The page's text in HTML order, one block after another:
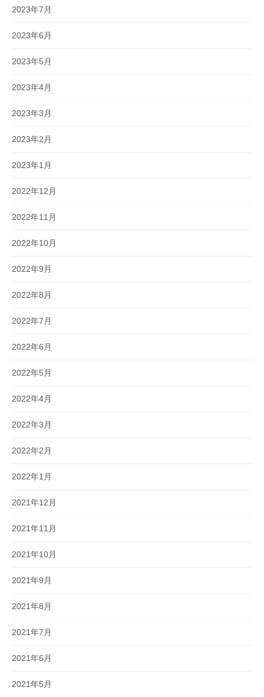
2023年7月
2023年6月
2023年5月
2023年4月
2023年3月
2023年2月
2023年1月
2022年12月
2022年11月
2022年10月
2022年9月
2022年8月
2022年7月
2022年6月
2022年5月
2022年4月
2022年3月
2022年2月
2022年1月
2021年12月
2021年11月
2021年10月
2021年9月
2021年8月
2021年7月
2021年6月
2021年5月